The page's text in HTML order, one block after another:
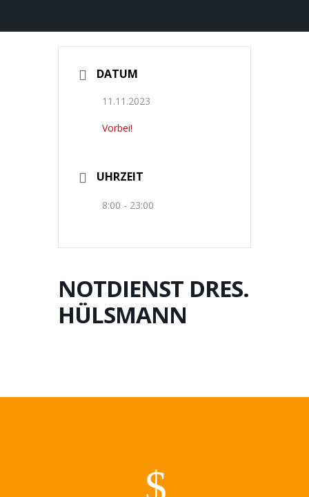
DATUM
11.11.2023
Vorbei!
UHRZEIT
8:00 - 23:00
NOTDIENST DRES.
HÜLSMANN